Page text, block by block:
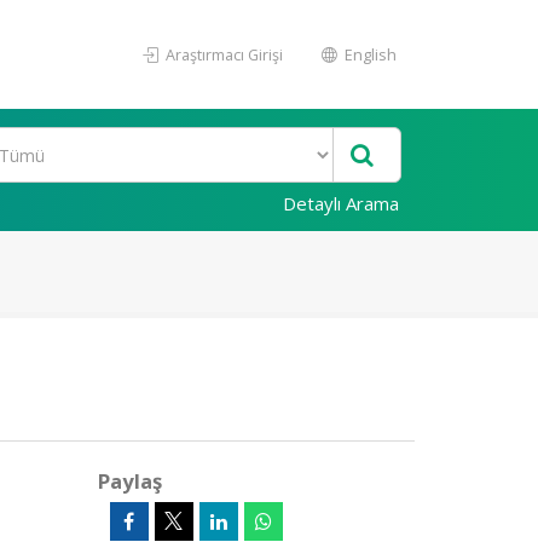
Araştırmacı Girişi English
Detaylı Arama
Paylaş